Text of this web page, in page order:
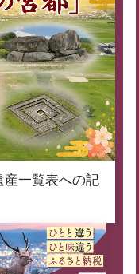
産一覧表への記